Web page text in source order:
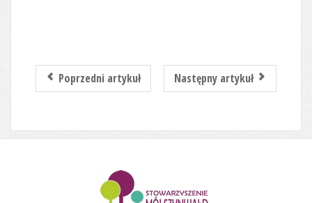
Poprzedni artykuł Następny artykuł